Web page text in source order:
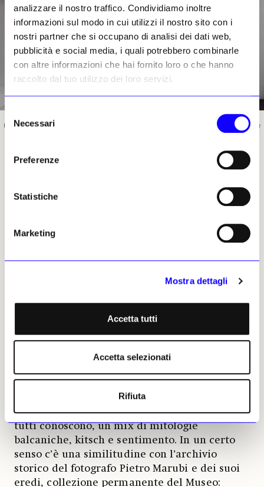
analizzare il nostro traffico. Condividiamo inoltre
informazioni sul modo in cui utilizzi il nostro sito con i
nostri partner che si occupano di analisi dei dati web,
pubblicità e social media, i quali potrebbero combinarle
con altre informazioni che hai fornito loro o che hanno
raccolto dal tuo utilizzo dei loro servizi.
Selezione
delNecessari
Preferenze
Statistiche
Marketing
Mostra dettagli
Accetta tutti
Accetta selezionati
Rifiuta
Una veduta della mostra «Olbania» al Museo Nazionale di Fotografia Marubi di Shkodër
inghiottito dal tempo e dall’obsolescenza
avete trovato dentro?
È nato spontaneamente: stereotipi, album di
dagli albanesi che noi abbiamo cercato e
esuberanza creativa. In «Olbania» l’artista è
ridefinisce le regole del gioco mediatico,
perché proprio in quegli anni gli albanesi
italiana, che vedevano gratis con l’antenna, a
internet, e caricano di tutto, senza pudore. Si
inventano un Paese che non esiste ma che
tutti conoscono, un mix di mitologie
balcaniche, kitsch e sentimento. In un certo
senso c’è una similitudine con l’archivio
storico del fotografo Pietro Marubi e dei suoi
eredi, collezione permanente del Museo: